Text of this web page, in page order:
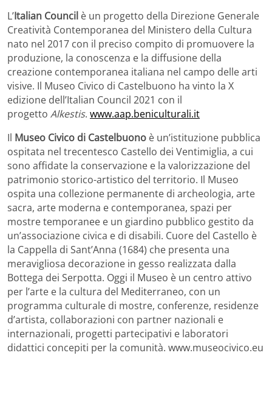
L’Italian Council è un progetto della Direzione Generale
Creatività Contemporanea del Ministero della Cultura
nato nel 2017 con il preciso compito di promuovere la
produzione, la conoscenza e la diffusione della
creazione contemporanea italiana nel campo delle arti
visive. Il Museo Civico di Castelbuono ha vinto la X
edizione dell’Italian Council 2021 con il
progetto Alkestis. www.aap.beniculturali.it
Il Museo Civico di Castelbuono è un’istituzione pubblica
ospitata nel trecentesco Castello dei Ventimiglia, a cui
sono affidate la conservazione e la valorizzazione del
patrimonio storico-artistico del territorio. Il Museo
ospita una collezione permanente di archeologia, arte
sacra, arte moderna e contemporanea, spazi per
mostre temporanee e un giardino pubblico gestito da
un’associazione civica e di disabili. Cuore del Castello è
la Cappella di Sant’Anna (1684) che presenta una
meravigliosa decorazione in gesso realizzata dalla
Bottega dei Serpotta. Oggi il Museo è un centro attivo
per l’arte e la cultura del Mediterraneo, con un
programma culturale di mostre, conferenze, residenze
d’artista, collaborazioni con partner nazionali e
internazionali, progetti partecipativi e laboratori
didattici concepiti per la comunità. www.museocivico.eu